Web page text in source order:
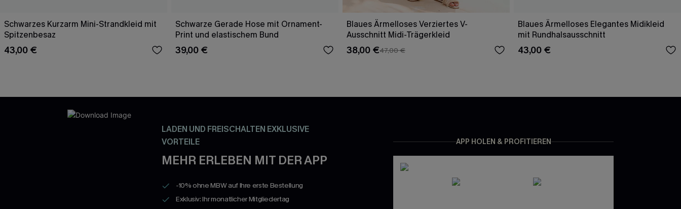
Schwarzes Kurzarm Mini-Strandkleid mit
Spitzenbesaz
43,00 €
Schwarze Gerade Hose mit Ornament-
Print und elastischem Bund
39,00 €
Blaues Ärmelloses Verziertes V-
Ausschnitt Midi-Trägerkleid
38,00 €47,00 €
Blaues Ärmelloses Elegantes Midikleid
mit Rundhalsausschnitt
43,00 €
LADEN UND FREISCHALTEN EXKLUSIVE
VORTEILE
MEHR ERLEBEN MIT DER APP
-10% ohne MBW auf Ihre erste Bestellung
Exklusiv: Ihr monatlicher Mitgliedertag
APP HOLEN & PROFITIEREN